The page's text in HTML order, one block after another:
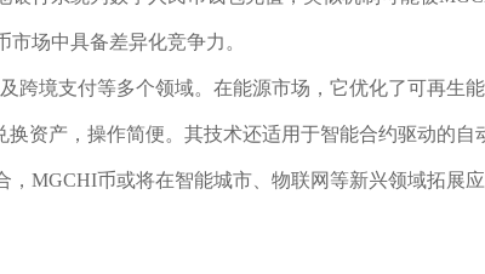
场中具备差异化竞争力。
跨境支付等多个领域。在能源市场，它优化了可再生
资产，操作简便。其技术还适用于智能合约驱动的自
MGCHI币或将在智能城市、物联网等新兴领域拓展